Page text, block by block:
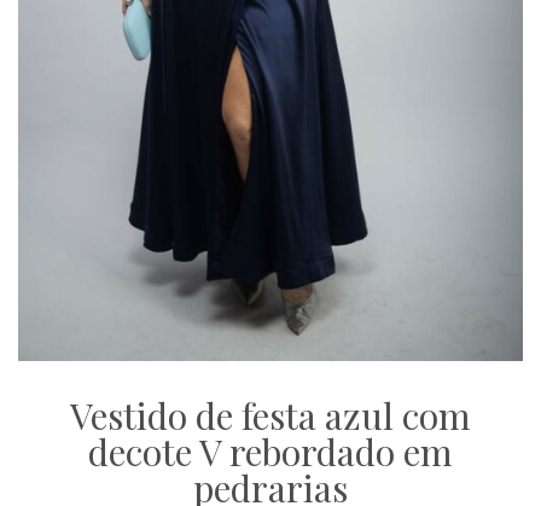
Vestido de festa azul com
decote V rebordado em
pedrarias